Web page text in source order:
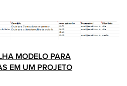
MODELO PARA
EM UM PROJETO